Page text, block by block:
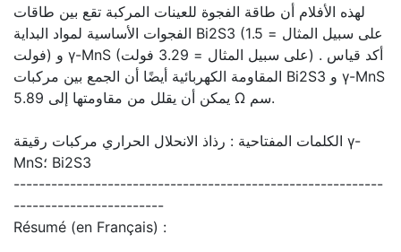
لهذه الأفلام أن طاقة الفجوة للعينات المركبة تقع بين طاقات
الفجوات الأساسية لمواد البداية Bi2S3 (على سبيل المثال = 1.5
فولت) و γ-MnS (على سبيل المثال = 3.29 فولت) . أكد قياس
المقاومة الكهربائية أيضًا أن الجمع بين مركبات Bi2S3 و γ-MnS
يمكن أن يقلل من مقاومتها إلى 5.89 Ω سم.
الكلمات المفتاحية : رذاذ الانحلال الحراري مركبات رقيقة γ-
MnS؛ Bi2S3
-----------------------------------------------------------
------------------------
Résumé (en Français) :